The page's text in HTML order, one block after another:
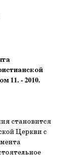
11. - 2010.
становится
Церкви с